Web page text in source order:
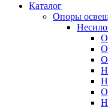
Каталог
Опоры